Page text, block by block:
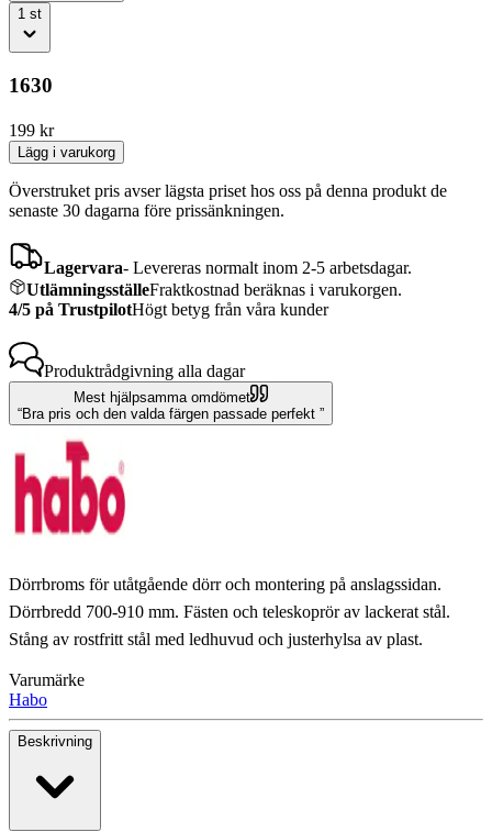
1 st
1630
199 kr
Lägg i varukorg
Överstruket pris avser lägsta priset hos oss på denna produkt de
senaste 30 dagarna före prissänkningen.
Lagervara- Levereras normalt inom 2-5 arbetsdagar.
UtlämningsställeFraktkostnad beräknas i varukorgen.
4/5 på TrustpilotHögt betyg från våra kunder
Produktrådgivning alla dagar
Mest hjälpsamma omdömet
Bra pris och den valda färgen passade perfekt
Dörrbroms för utåtgående dörr och montering på anslagssidan.
Dörrbredd 700-910 mm. Fästen och teleskoprör av lackerat stål.
Stång av rostfritt stål med ledhuvud och justerhylsa av plast.
Varumärke
Habo
Beskrivning